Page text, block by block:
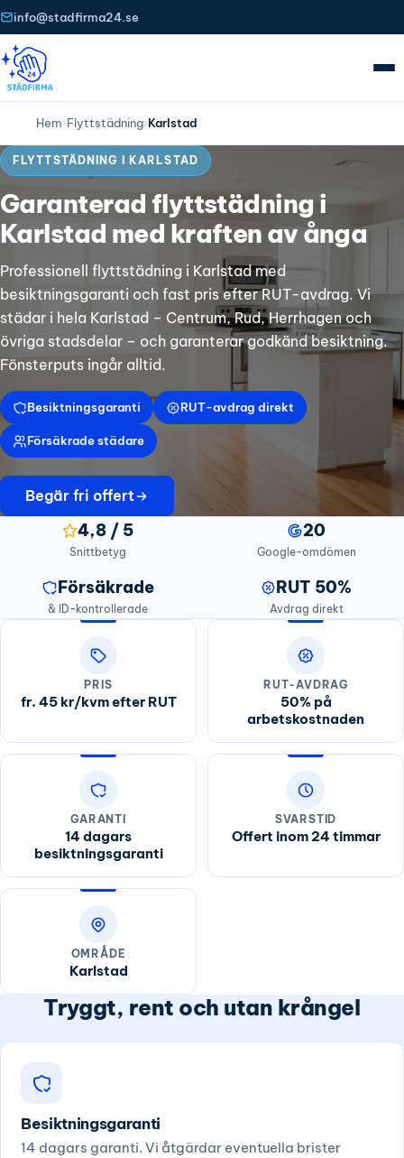
info@stadfirma24.se
Hem›Flyttstädning›Karlstad
FLYTTSTÄDNING I KARLSTAD
Garanterad flyttstädning i
Karlstad med kraften av ånga
Professionell flyttstädning i Karlstad med
besiktningsgaranti och fast pris efter RUT-avdrag. Vi
städar i hela Karlstad – Centrum, Rud, Herrhagen och
övriga stadsdelar – och garanterar godkänd besiktning.
Fönsterputs ingår alltid.
Besiktningsgaranti RUT-avdrag direkt
Försäkrade städare
Begär fri offert
4,8 / 5
Snittbetyg
20
Google-omdömen
Försäkrade
& ID-kontrollerade
RUT 50%
Avdrag direkt
PRIS
fr. 45 kr/kvm efter RUT
RUT-AVDRAG
50% på
arbetskostnaden
GARANTI
14 dagars
besiktningsgaranti
SVARSTID
Offert inom 24 timmar
OMRÅDE
Karlstad
Tryggt, rent och utan krångel
Besiktningsgaranti
14 dagars garanti. Vi åtgärdar eventuella brister